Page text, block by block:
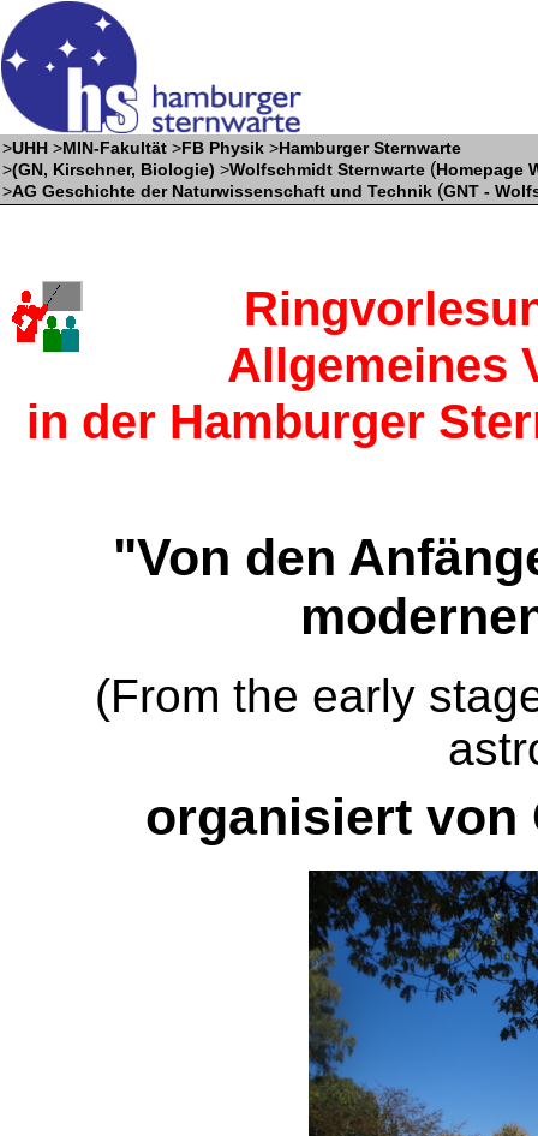
>UHH >MIN-Fakultät >FB Physik >Hamburger Sternwarte
>(GN, Kirschner, Biologie) >Wolfschmidt Sternwarte (Homepage
>AG Geschichte der Naturwissenschaft und Technik (GNT -
Allgemeines
in der Hamburger
"Von den
(From the early
organisiert von